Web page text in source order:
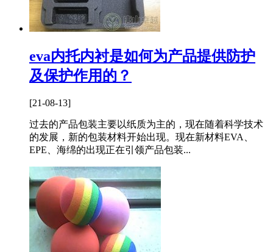
eva内托内衬是如何为产品提供防护
及保护作用的？
[21-08-13]
过去的产品包装主要以纸质为主的，现在随着科学技术
的发展，新的包装材料开始出现。现在新材料EVA、
EPE、海绵的出现正在引领产品包装...